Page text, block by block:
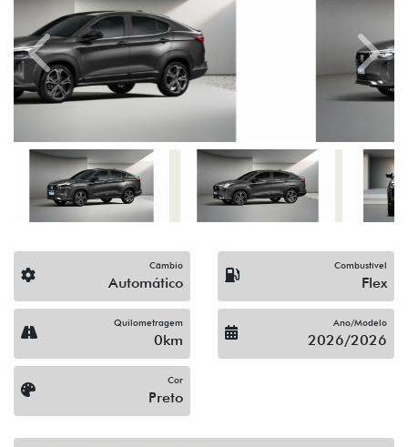
Previous Next
Câmbio
Automático
Combustível
Flex
Quilometragem
0km
Ano/Modelo
2026/2026
Cor
Preto